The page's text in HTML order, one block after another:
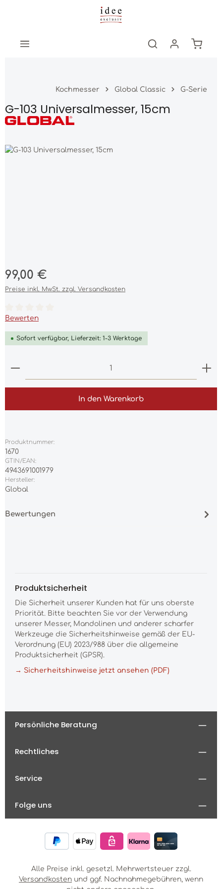
Zum Hauptinhalt springen
Kochmesser Global Classic G-Serie
G-103 Universalmesser, 15cm
Bildergalerie überspringen
Regulärer Preis:
99,00 €
Preise inkl. MwSt. zzgl. Versandkosten
Durchschnittliche Bewertung von 0 von 5 Sternen
Bewerten
Sofort verfügbar, Lieferzeit: 1-3 Werktage
Produkt Anzahl: Gib den gewünschten Wert
In den Warenkorb
Produktnummer:
1670
GTIN/EAN:
4943691001979
Hersteller:
Global
Bewertungen
Produktsicherheit
Die Sicherheit unserer Kunden hat für uns oberste
Priorität. Bitte beachten Sie vor der Verwendung
unserer Messer, Mandolinen und anderer scharfer
Werkzeuge die Sicherheitshinweise gemäß der EU-
Verordnung (EU) 2023/988 über die allgemeine
Produktsicherheit (GPSR).
→ Sicherheitshinweise jetzt ansehen (PDF)
Persönliche Beratung
Rechtliches
Service
Folge uns
Alle Preise inkl. gesetzl. Mehrwertsteuer zzgl.
Versandkosten und ggf. Nachnahmegebühren, wenn